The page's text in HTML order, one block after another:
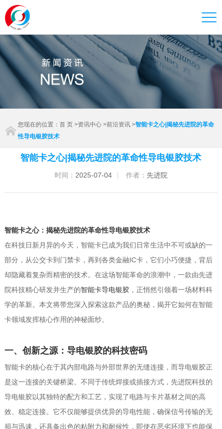
您现在的位置：首 页 >资讯中心 >前沿资讯 >智能卡之心|揭秘先进院的革命
性导电银胶技术
智能卡之心|揭秘先进院的革命性导电银胶技术
时间： 2025-07-04 | 作者： 先进院
智能卡之心：揭秘先进院的革命性导电银胶技术
在科技日新月异的今天，智能卡已成为我们日常生活中不可或缺的一
部分，从公交卡到门禁卡，再到各类金融IC卡，它们小巧便捷，背后
却隐藏着复杂而精密的技术。在这场智能革命的浪潮中，一款由先进
院科技精心研发并生产的智能卡导电银胶，正悄然引领着一场材料科
学的革新。本文将带您深入探索这款产品的奥秘，揭开它如何在智能
卡领域发挥核心作用的神秘面纱。
一、创新之源：导电银胶的科技密码
智能卡的核心在于其内部电路与外部世界的无缝连接，而导电银胶正
是这一连接的关键桥梁。不同于传统焊接或插接方式，先进院科技的
导电银胶以其独特的配方和工艺，实现了电路与卡片基材之间的高
效、稳定连接。它不仅能够提供优异的导电性能，确保信号传输的无
损与迅速，还具备出色的粘附力和耐候性，即使在恶劣环境下也能保